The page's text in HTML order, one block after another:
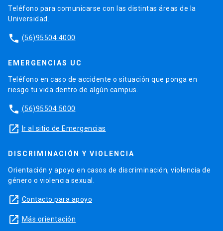
Teléfono para comunicarse con las distintas áreas de la
Universidad.
phone (56)95504 4000
EMERGENCIAS UC
Teléfono en caso de accidente o situación que ponga en
riesgo tu vida dentro de algún campus.
phone (56)95504 5000
launch Ir al sitio de Emergencias
DISCRIMINACIÓN Y VIOLENCIA
Orientación y apoyo en casos de discriminación, violencia de
género o violencia sexual.
launch Contacto para apoyo
launch Más orientación